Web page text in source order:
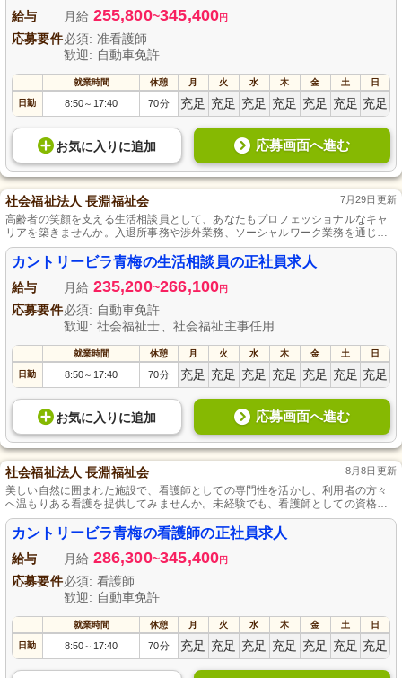
給与 月給 255,800~345,400円
応募要件必須: 准看護師
歓迎: 自動車免許
就業時間 休憩 月 火 水 木 金 土 日
日勤 8:50～ 17:40 70分 充足 充足 充足 充足 充足 充足 充足
お気に入り に追加 応募画面へ進む
社会福祉法人 長淵福祉会 7月29日更新
高齢者の笑顔を支える生活相談員として、あなたもプロフェッショナルなキャ
リアを築きませんか。入退所事務や渉外業務、ソーシャルワーク業務を通じ
て、ご利用者様の幸せな生活をサポートし、充実した研修と資格支援で未経験
からでも安心してステップアップが可能です。
カントリービラ青梅の生活相談員の正社員求人
給与 月給 235,200~266,100円
応募要件必須: 自動車免許
歓迎: 社会福祉士、社会福祉主事任用
就業時間 休憩 月 火 水 木 金 土 日
日勤 8:50～ 17:40 70分 充足 充足 充足 充足 充足 充足 充足
お気に入り に追加 応募画面へ進む
社会福祉法人 長淵福祉会 8月8日更新
美しい自然に囲まれた施設で、看護師としての専門性を活かし、利用者の方々
へ温もりある看護を提供してみませんか。未経験でも、看護師としての資格さ
えあれば、専門知識と経験を積みながら、感謝されるやりがいのある環境で働
けます。
カントリービラ青梅の看護師の正社員求人
給与 月給 286,300~345,400円
応募要件必須: 看護師
歓迎: 自動車免許
就業時間 休憩 月 火 水 木 金 土 日
日勤 8:50～ 17:40 70分 充足 充足 充足 充足 充足 充足 充足